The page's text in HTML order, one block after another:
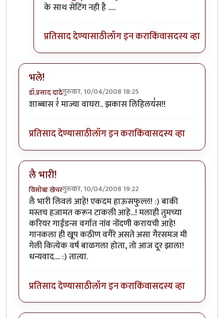
के साथ सेटिंग नही है .....
प्रतिसाद देण्यासाठीलॉग इन कराकिंवासदस्य व्हा
भले!
डॉ.प्रसाद दाढेगुरुवार, 10/04/2008 18:25
शाब्बास र॑ माज्या वाघरा.. झकास लिहिलय॑स!!
प्रतिसाद देण्यासाठीलॉग इन कराकिंवासदस्य व्हा
लै भारी!
विसोबा खेचरगुरुवार, 10/04/2008 19:22
लै भारी लिवलं आहे! एकदम हाऊसफुल्ल! :) बाकी
मस्तच हजामत करून टाकली आहे...! मलाही तुमच्या
करियर गाईडन्स वर्गात नांव नोंदणी करायची आहे!
गानकला ही खूप कठीण वगैरे असते असा गैरसमज मी
गेली कित्येक वर्ष बाळगला होता, तो आज दूर झाला!
धन्यवाद.... :) तात्या.
प्रतिसाद देण्यासाठीलॉग इन कराकिंवासदस्य व्हा